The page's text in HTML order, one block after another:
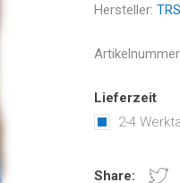
Hersteller: TRS
Lieferzeit
2-4
Share: